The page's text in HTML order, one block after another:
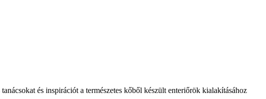
és inspirációt a természetes kőből készült enteriőrök kialakításához